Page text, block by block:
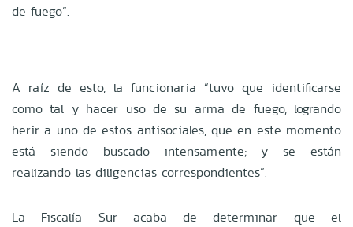
de fuego”.
A raíz de esto, la funcionaria “tuvo que identificarse
como tal y hacer uso de su arma de fuego, logrando
herir a uno de estos antisociales, que en este momento
está siendo buscado intensamente; y se están
realizando las diligencias correspondientes”.
La Fiscalía Sur acaba de determinar que el